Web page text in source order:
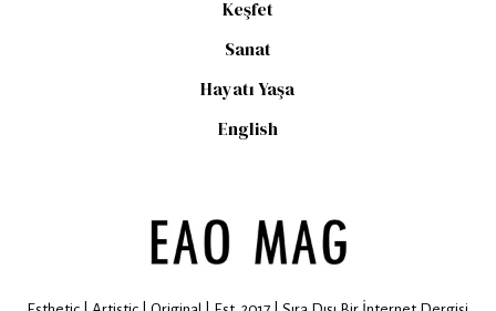
Keşfet
Sanat
Hayatı Yaşa
English